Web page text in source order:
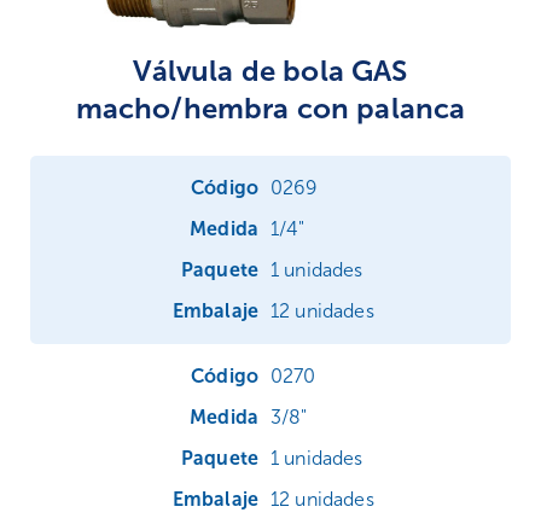
Válvula de bola GAS
macho/hembra con palanca
0269
1/4"
1 unidades
12 unidades
0270
3/8"
1 unidades
12 unidades